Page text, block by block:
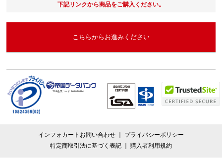
下記リンクから商品をご購入ください。
こちらからお進みください
TDB企業コード:261070114
インフォカートお問い合わせ
プライバシーポリシー
特定商取引法に基づく表記
購入者利用規約